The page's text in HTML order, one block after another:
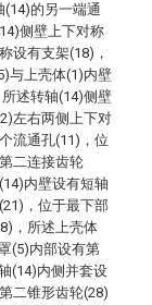
的另一端通
侧壁上下对称
设有支架(18)，
与上壳体(1)内壁
述转轴(14)侧壁
左右两侧上下对
流通孔(11)，位
二连接齿轮
内壁设有短轴
，位于最下部
，所述上壳体
(5)内部设有第
(14)内侧并套设
二锥形齿轮(28)